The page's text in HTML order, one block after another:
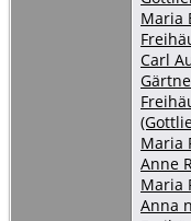
Maria
Carl
Maria
Anne
Maria
Anna